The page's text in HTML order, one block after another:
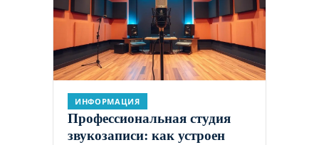
ИНФОРМАЦИЯ
Профессиональная студия
звукозаписи: как устроен